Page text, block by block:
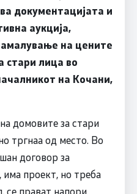
документацијата и
аукција,
на цените
стари лица во
на Кочани,
домовите за стари
тргнаа од место. Во
договор за
проект, но треба
се прават напори